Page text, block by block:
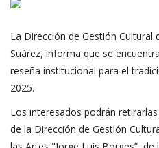
La Dirección de Gestión Cultural
Suárez, informa que se
reseña institucional para el
2025.
Los interesados podrán
de la Dirección de Gestión